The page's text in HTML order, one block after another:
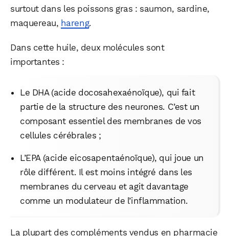
surtout dans les poissons gras : saumon, sardine,
maquereau, hareng.
Dans cette huile, deux molécules sont
importantes :
Le DHA (acide docosahexaénoïque), qui fait
partie de la structure des neurones. C’est un
composant essentiel des membranes de vos
cellules cérébrales ;
L’EPA (acide eicosapentaénoïque), qui joue un
rôle différent. Il est moins intégré dans les
membranes du cerveau et agit davantage
comme un modulateur de l’inflammation.
La plupart des compléments vendus en pharmacie